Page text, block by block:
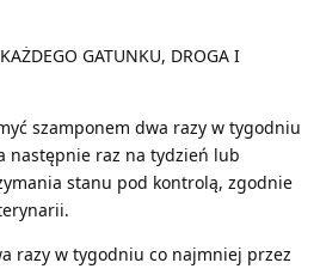
GATUNKU, DROGA I
szamponem dwa razy w tygodniu
następnie raz na tydzień lub
stanu pod kontrolą, zgodnie
razy w tygodniu co najmniej przez